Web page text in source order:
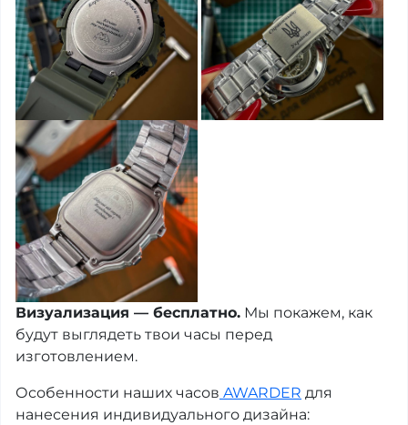
Визуализация — бесплатно. Мы покажем, как
будут выглядеть твои часы перед
изготовлением.
Особенности наших часов AWARDER для
нанесения индивидуального дизайна: